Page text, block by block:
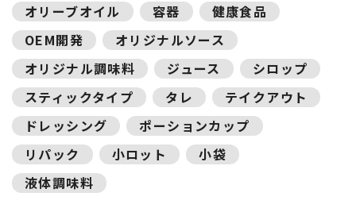
オリーブオイル
容器
健康食品
OEM開発
オリジナルソース
オリジナル調味料
ジュース
シロップ
スティックタイプ
タレ
テイクアウト
ドレッシング
ポーションカップ
リパック
小ロット
小袋
液体調味料